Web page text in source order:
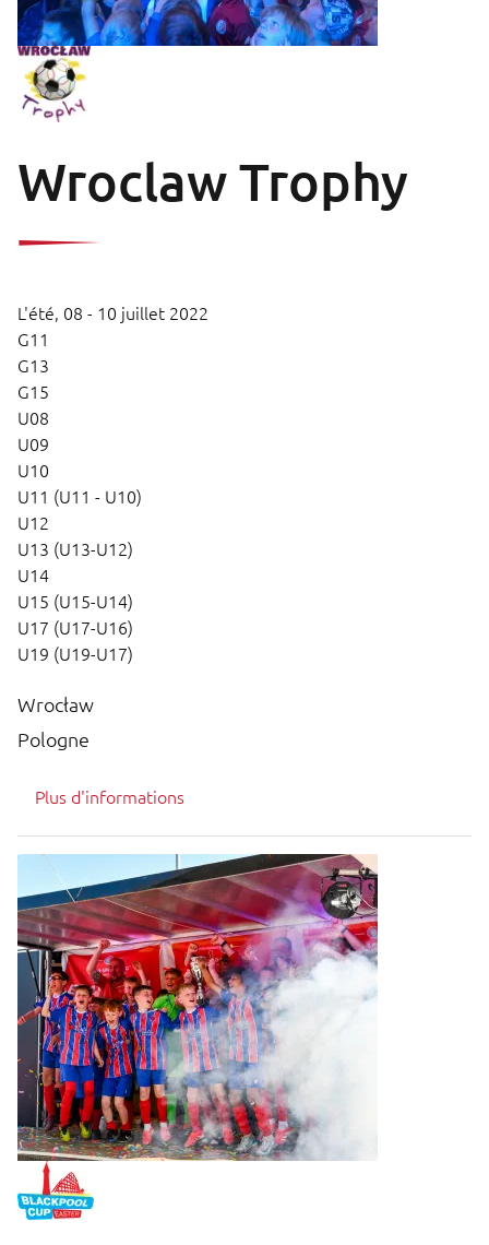
Wroclaw Trophy
L'été, 08 - 10 juillet 2022
G11
G13
G15
U08
U09
U10
U11 (U11 - U10)
U12
U13 (U13-U12)
U14
U15 (U15-U14)
U17 (U17-U16)
U19 (U19-U17)
Wrocław
Pologne
Plus d'informations